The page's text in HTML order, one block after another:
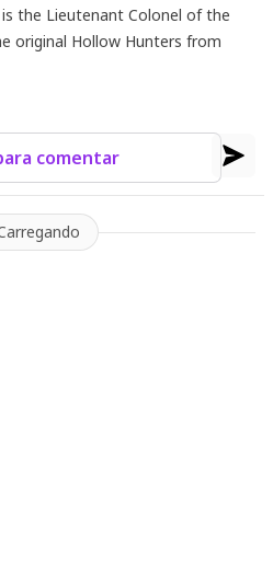
the Lieutenant Colonel of the
original Hollow Hunters from
comentar